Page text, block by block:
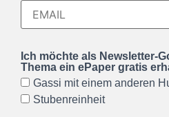
Ich möchte als Newsletter-
Thema ein ePaper gratis
Gassi mit einem anderen
Stubenreinheit